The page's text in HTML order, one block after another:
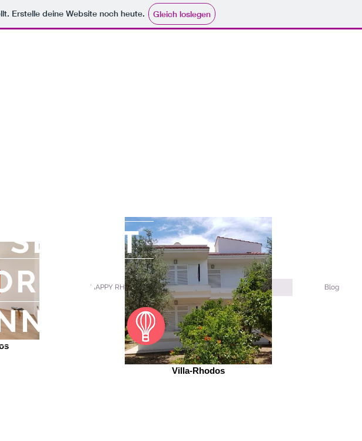
Erstelle deine Website noch heute. Gleich loslegen
HAPPY RHODOS VILLA-RHODOS Blog
Villa-Rhodos
SELBST
DU